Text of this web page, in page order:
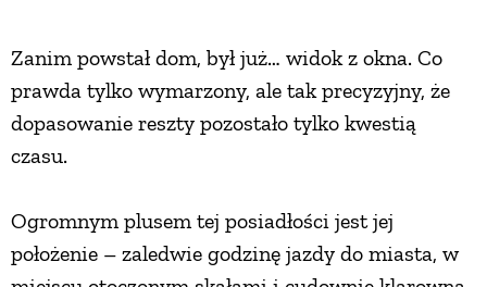
Zanim powstał dom, był już… widok z okna. Co
prawda tylko wymarzony, ale tak precyzyjny, że
dopasowanie reszty pozostało tylko kwestią
czasu.
Ogromnym plusem tej posiadłości jest jej
położenie – zaledwie godzinę jazdy do miasta, w
KRAJOBRAZ
RZEMIOSŁO